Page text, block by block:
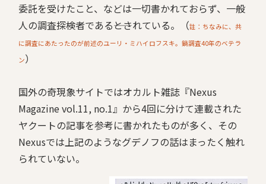
委託を受けたこと、などは一切書かれておらず、一般
人の調査探検者である――とされている。（註：ちなみに、共
に調査にあたったのが前述のユーリ・ミハイロフスキ。鍋調査40年のベテラ
ン）
国外の奇現象サイトではオカルト雑誌『Nexus
Magazine vol.11, no.1』から4回に分けて連載された
ヤクートの記事を参考に書かれたものが多く、その
Nexusでは上記のようなグデノフの話はまったく触れ
られていない。